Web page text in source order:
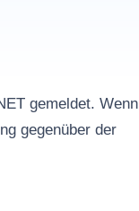
gemeldet. Wenn
gegenüber der